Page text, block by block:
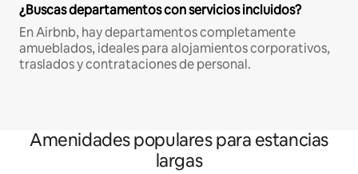
¿Buscas departamentos con servicios incluidos?
En Airbnb, hay departamentos completamente
amueblados, ideales para alojamientos corporativos,
traslados y contrataciones de personal.
Amenidades populares para estancias
largas